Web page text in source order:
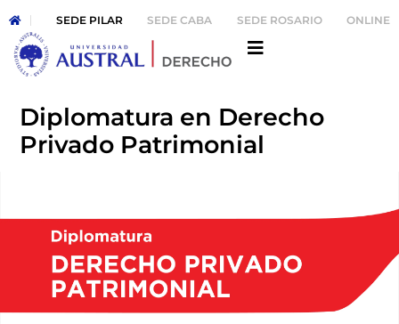
SEDE PILAR SEDE CABA SEDE ROSARIO ONLINE
Diplomatura en Derecho
Privado Patrimonial